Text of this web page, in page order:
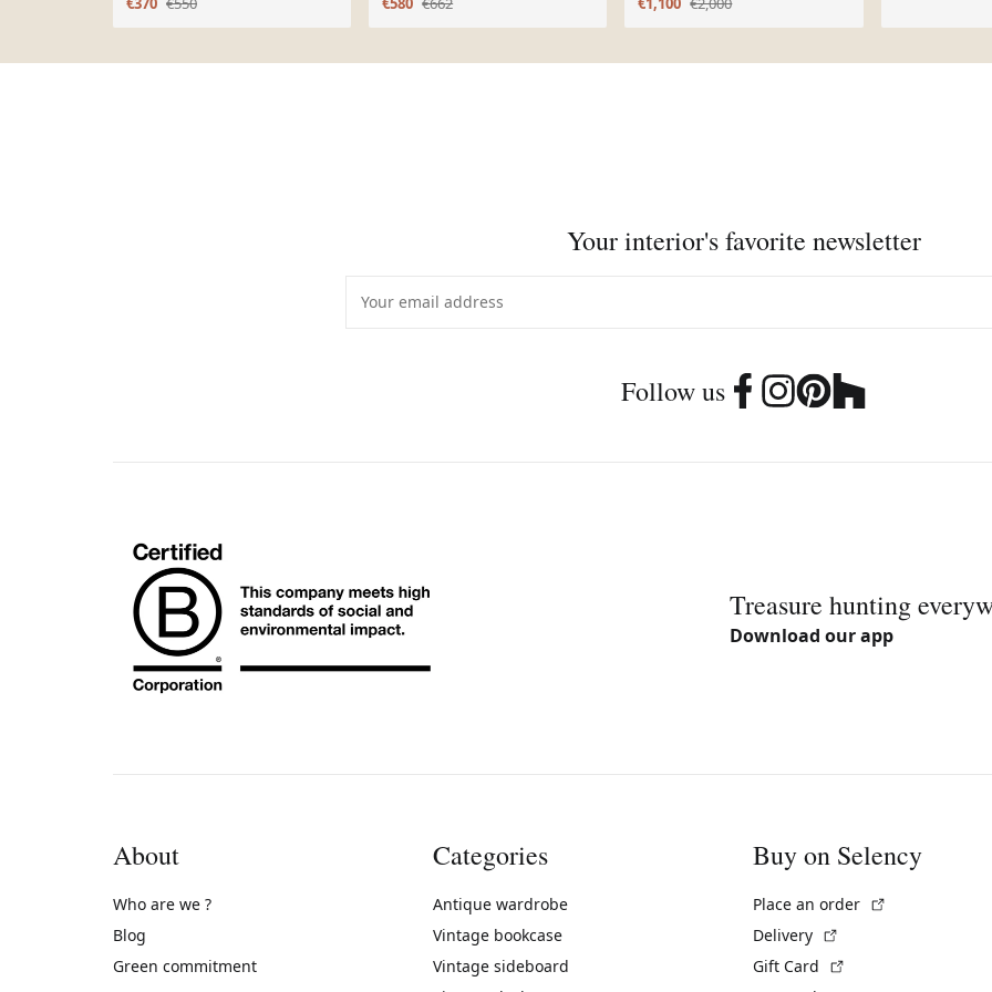
Your interior's favorite newsletter
Follow us
Treasure hunting
Download our app
About
Who are we ?
Blog
Green commitment
Categories
Antique wardrobe
Vintage bookcase
Vintage sideboard
Buy on Selency
Place an order
Delivery
Gift Card